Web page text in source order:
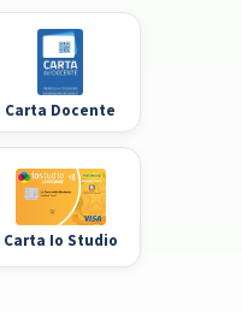
Carta Docente
Carta Io Studio